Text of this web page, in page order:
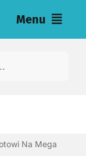
Menu
Na Mega